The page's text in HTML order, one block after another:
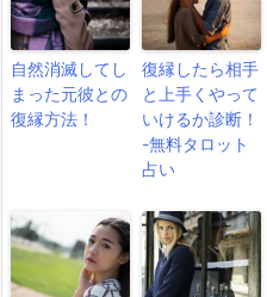
自然消滅してし
まった元彼との
復縁方法！
復縁したら相手
と上手くやって
いけるか診断！
-無料タロット
占い